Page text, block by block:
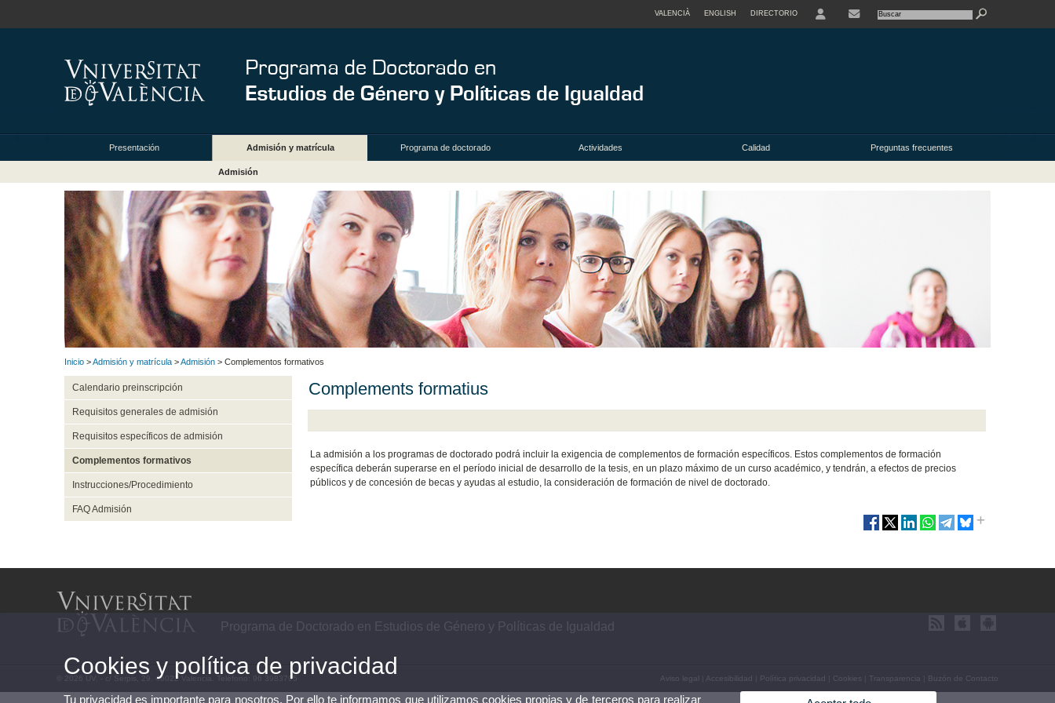
VALENCIÀ ENGLISH DIRECTORIO
Presentación Admisión y matrícula Programa de doctorado Actividades Calidad Preguntas frecuentes
Admisión
Inicio >Admisión y matrícula >Admisión > Complementos formativos
Calendario preinscripción
Requisitos generales de admisión
Requisitos específicos de admisión
Complementos formativos
Instrucciones/Procedimiento
FAQ Admisión
Complements formatius
La admisión a los programas de doctorado podrá incluir la exigencia de complementos de formación específicos. Estos complementos de formación
específica deberán superarse en el período inicial de desarrollo de la tesis, en un plazo máximo de un curso académico, y tendrán, a efectos de precios
públicos y de concesión de becas y ayudas al estudio, la consideración de formación de nivel de doctorado.
Programa de Doctorado en Estudios de Género y Políticas de Igualdad
© 2026 UV. - c/ Serpis, 29. 46022 Valencia. Teléfono: 96 3983795 Aviso legal Accesibilidad Política privacidad Cookies Transparencia Buzón de Contacto
Cookies y política de privacidad
Tu privacidad es importante para nosotros. Por ello te informamos que utilizamos cookies propias y de terceros para realizar